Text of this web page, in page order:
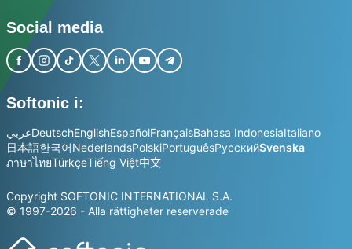
Social media
Softonic i:
عربيDeutschEnglishEspañolFrançaisBahasa IndonesiaItaliano
日本語한국어NederlandsPolskiPortuguêsРусскийSvenska
ภาษาไทยTürkçeTiếng Việt中文
Copyright SOFTONIC INTERNATIONAL S.A.
© 1997-2026 - Alla rättigheter reserverade